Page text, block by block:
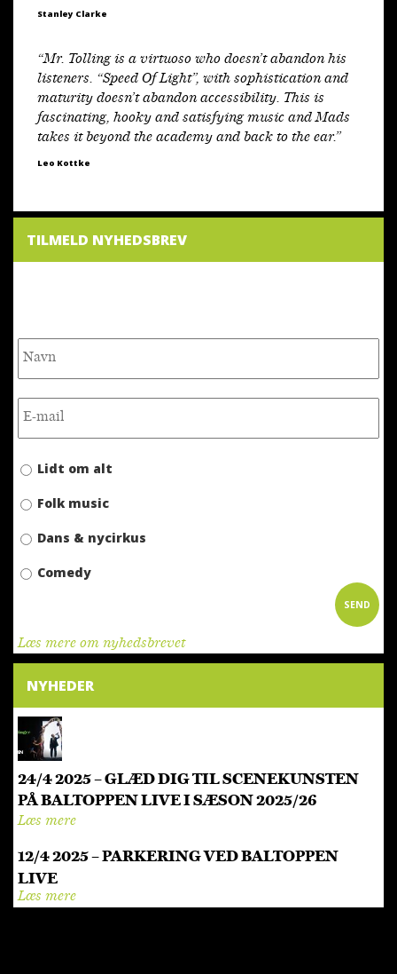
Stanley Clarke
“Mr. Tolling is a virtuoso who doesn’t abandon his
listeners. “Speed Of Light”, with sophistication and
maturity doesn’t abandon accessibility. This is
fascinating, hooky and satisfying music and Mads
takes it beyond the academy and back to the ear.”
Leo Kottke
TILMELD NYHEDSBREV
Lidt om alt
Folk music
Dans & nycirkus
Comedy
Læs mere om nyhedsbrevet
NYHEDER
24/4 2025 – GLÆD DIG TIL SCENEKUNSTEN
PÅ BALTOPPEN LIVE I SÆSON 2025/26
Læs mere
12/4 2025 – PARKERING VED BALTOPPEN
LIVE
Læs mere